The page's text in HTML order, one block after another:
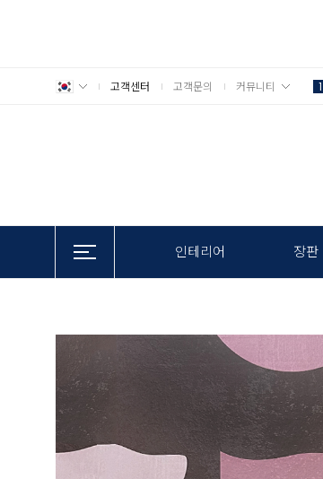
고객센터 고객문의 커뮤니티 1
인테리어 장판